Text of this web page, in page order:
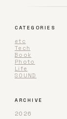
CATEGORIES
etc
Tech
Book
Photo
Life
SOUND
ARCHIVE
2026